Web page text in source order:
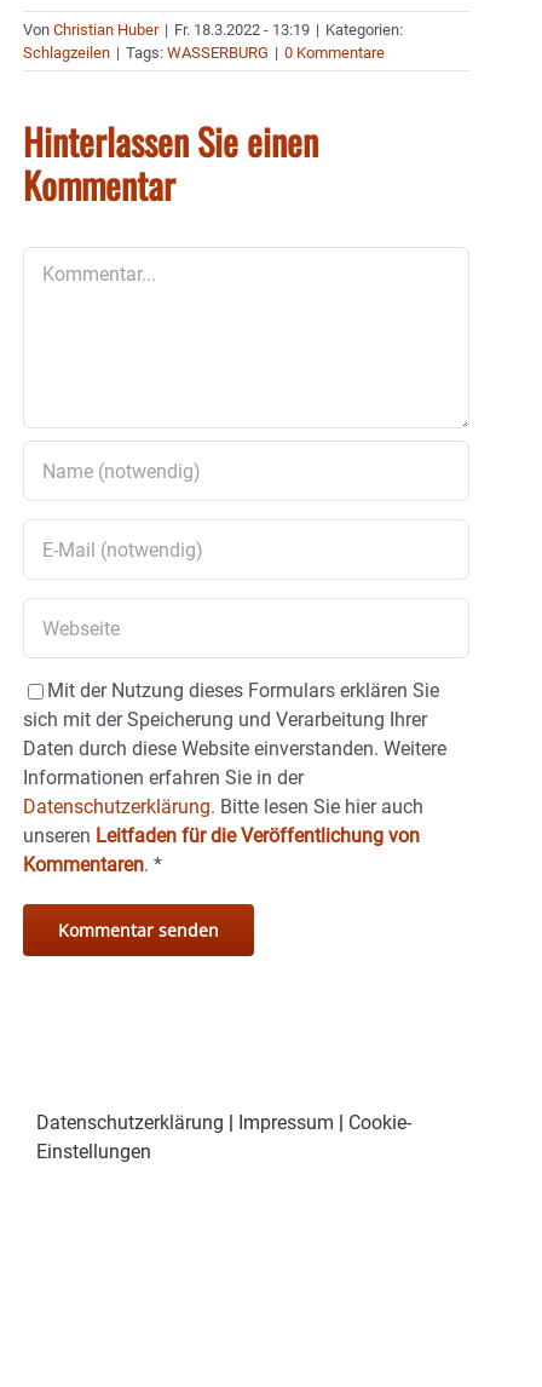
Von Christian Huber | Fr. 18.3.2022 - 13:19 | Kategorien:
Schlagzeilen | Tags: WASSERBURG | 0 Kommentare
Hinterlassen Sie einen
Kommentar
Mit der Nutzung dieses Formulars erklären Sie
sich mit der Speicherung und Verarbeitung Ihrer
Daten durch diese Website einverstanden. Weitere
Informationen erfahren Sie in der
Datenschutzerklärung. Bitte lesen Sie hier auch
unseren Leitfaden für die Veröffentlichung von
Kommentaren. *
Datenschutzerklärung Impressum
Cookie-
Einstellungen